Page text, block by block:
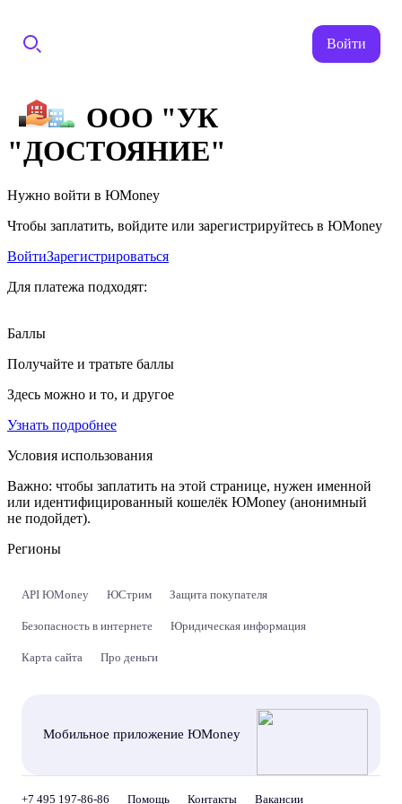
Войти
ООО "УК
"ДОСТОЯНИЕ"
Нужно войти в ЮMoney
Чтобы заплатить, войдите или зарегистрируйтесь в ЮMoney
ВойтиЗарегистрироваться
Для платежа подходят:
Баллы
Получайте и тратьте баллы
Здесь можно и то, и другое
Узнать подробнее
Условия использования
Важно: чтобы заплатить на этой странице, нужен именной
или идентифицированный кошелёк ЮMoney (анонимный
не подойдет).
Регионы
API ЮMoney ЮСтрим Защита покупателя
Безопасность в интернете Юридическая информация
Карта сайта Про деньги
Мобильное приложение ЮMoney
+7 495 197-86-86 Помощь Контакты Вакансии